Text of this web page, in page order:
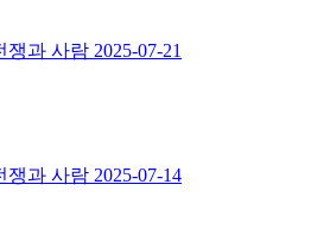
쟁과 사람 2025-07-21
쟁과 사람 2025-07-14